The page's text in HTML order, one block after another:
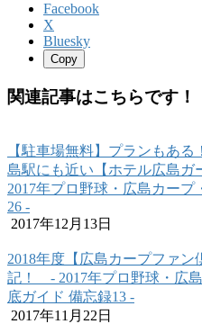
Facebook
X
Bluesky
Copy
関連記事はこちらです！
【駐車場無料】プランもあ
島駅にも近い【ホテル広島
2017年プロ野球・広島カー
26 ‐
2017年12月13日
2018年度【広島カープファ
記！ ‐ 2017年プロ野球・広
底ガイド 備忘録13 ‐
2017年11月22日